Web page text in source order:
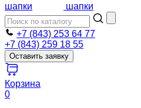
+7 (843) 253 64 77
+7 (843) 259 18 55
Оставить заявку
Корзина
0